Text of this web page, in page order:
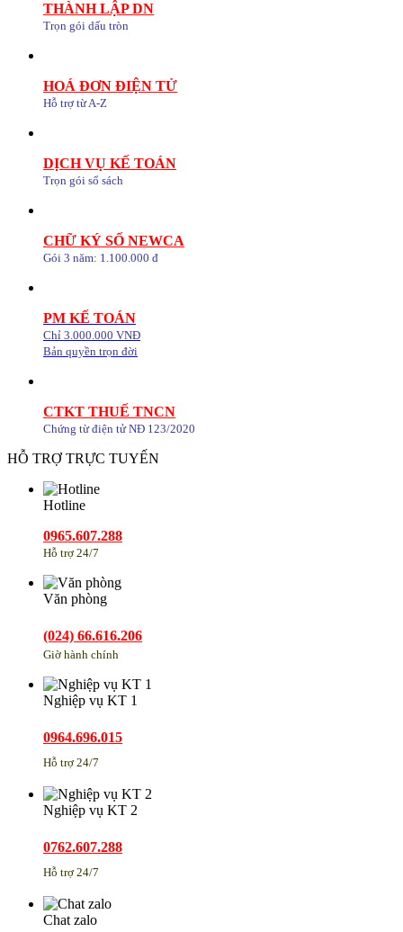
THÀNH LẬP DN
Trọn gói dấu tròn
HOÁ ĐƠN ĐIỆN TỬ
Hỗ trợ từ A-Z
DỊCH VỤ KẾ TOÁN
Trọn gói sổ sách
CHỮ KÝ SỐ NEWCA
Gói 3 năm: 1.100.000 đ
PM KẾ TOÁN
Chỉ 3.000.000 VNĐ
Bản quyền trọn đời
CTKT THUẾ TNCN
Chứng từ điện tử NĐ 123/2020
HỖ TRỢ TRỰC TUYẾN
Hotline
0965.607.288
Hỗ trợ 24/7
Văn phòng
(024) 66.616.206
Giờ hành chính
Nghiệp vụ KT 1
0964.696.015
Hỗ trợ 24/7
Nghiệp vụ KT 2
0762.607.288
Hỗ trợ 24/7
Chat zalo